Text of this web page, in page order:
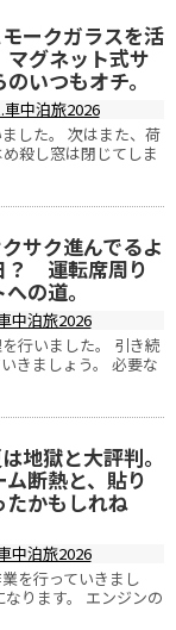
ークガラスを活
グネット式サ
いつもオチ。
車中泊旅2026
した。 次はまた、荷
殺し窓は閉じてしま
サク進んでるよ
？ 運転席周り
の道。
中泊旅2026
行いました。 引き続
きましょう。 必要な
地獄と大評判。
断熱と、貼り
かもしれね
中泊旅2026
を行っていきまし
ります。 エンジンの